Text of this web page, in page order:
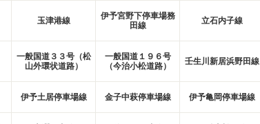
玉津港線
伊予宮野下停車場務
田線
立石内子線
一般国道３３号（松
山外環状道路）
一般国道１９６号
（今治小松道路）
壬生川新居浜野田線
伊予土居停車場線 金子中萩停車場線 伊予亀岡停車場線